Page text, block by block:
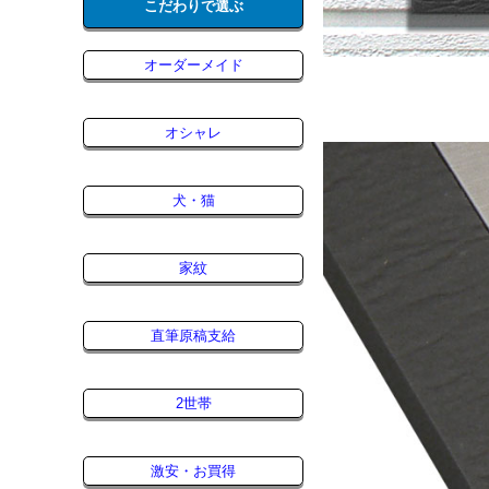
こだわりで選ぶ
オーダーメイド
オシャレ
犬・猫
家紋
直筆原稿支給
2世帯
激安・お買得